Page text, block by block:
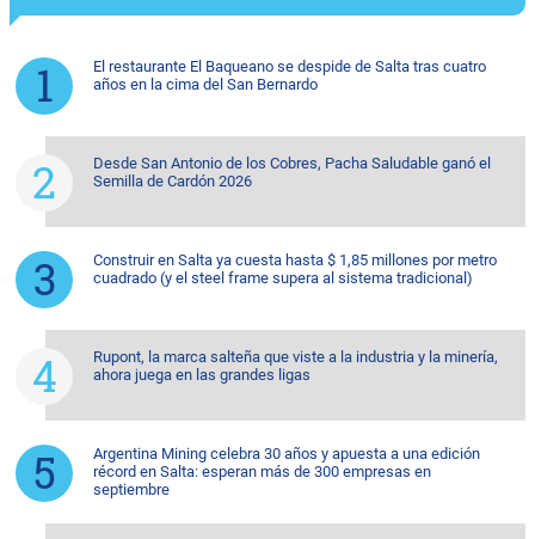
El restaurante El Baqueano se despide de Salta tras cuatro
años en la cima del San Bernardo
Desde San Antonio de los Cobres, Pacha Saludable ganó el
Semilla de Cardón 2026
Construir en Salta ya cuesta hasta $ 1,85 millones por metro
cuadrado (y el steel frame supera al sistema tradicional)
Rupont, la marca salteña que viste a la industria y la minería,
ahora juega en las grandes ligas
Argentina Mining celebra 30 años y apuesta a una edición
récord en Salta: esperan más de 300 empresas en
septiembre